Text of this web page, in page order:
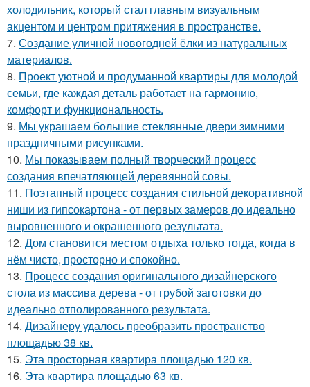
холодильник, который стал главным визуальным
акцентом и центром притяжения в пространстве.
7. Создание уличной новогодней ёлки из натуральных
материалов.
8. Проект уютной и продуманной квартиры для молодой
семьи, где каждая деталь работает на гармонию,
комфорт и функциональность.
9. Мы украшаем большие стеклянные двери зимними
праздничными рисунками.
10. Мы показываем полный творческий процесс
создания впечатляющей деревянной совы.
11. Поэтапный процесс создания стильной декоративной
ниши из гипсокартона - от первых замеров до идеально
выровненного и окрашенного результата.
12. Дом становится местом отдыха только тогда, когда в
нём чисто, просторно и спокойно.
13. Процесс создания оригинального дизайнерского
стола из массива дерева - от грубой заготовки до
идеально отполированного результата.
14. Дизайнеру удалось преобразить пространство
площадью 38 кв.
15. Эта просторная квартира площадью 120 кв.
16. Эта квартира площадью 63 кв.